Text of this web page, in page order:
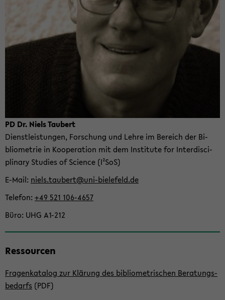
PD Dr. Niels Tau­bert
Dienst­leis­tun­gen, For­schung und Lehre im Be­reich der Bi­
blio­me­trie in Ko­ope­ra­ti­on mit dem In­sti­tu­te for In­ter­di­sci­
pli­na­ry Stu­dies of Sci­ence (I²SoS)
E-​Mail niels.tau­bert@uni-​bielefeld.de
Te­le­fon +49 521 106-​4657
Büro UHG A1-​212
Res­sour­cen
Fra­gen­ka­ta­log zur Klä­rung des bi­blio­me­tri­schen Be­ra­tungs­
be­darfs (PDF)